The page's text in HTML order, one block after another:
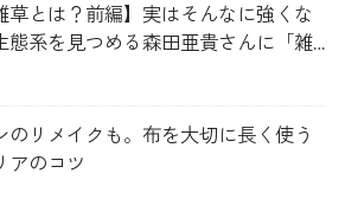
草とは？前編】実はそんなに強くな
態系を見つめる森田亜貴さんに「雑
のリメイクも。布を大切に長く使う
アのコツ